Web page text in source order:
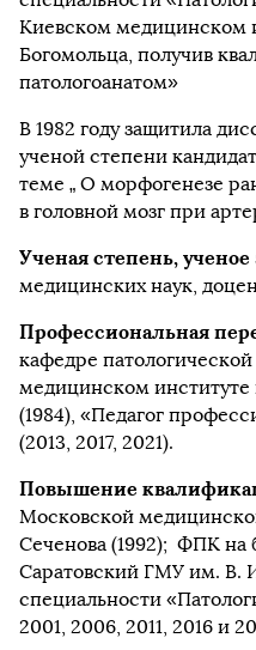
Киевском медицинском
Богомольца, получив
патологоанатом»
В 1982 году защитила
ученой степени
теме „ О морфогенезе
в головной мозг при
Ученая степень, ученое
медицинских наук,
Профессиональная
кафедре
медицинском институте
(1984), «Педагог
(2013, 2017, 2021).
Повышение
Московской
Сеченова (1992); ФПК
Саратовский ГМУ им. В.
специальности
2001, 2006, 2011, 2016 и